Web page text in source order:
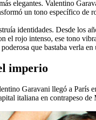
elegantes. Valentino
un tono específico
identidades. Desde los
el rojo intenso, ese tono
que bastaba verla
imperio
Garavani llegó a París
italiana en contrapeso